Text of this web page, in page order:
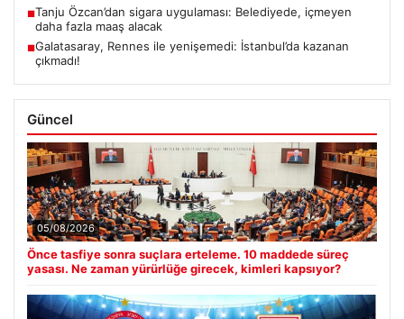
■Tanju Özcan’dan sigara uygulaması: Belediyede, içmeyen
daha fazla maaş alacak
■Galatasaray, Rennes ile yenişemedi: İstanbul’da kazanan
çıkmadı!
Güncel
05/08/2026
Önce tasfiye sonra suçlara erteleme. 10 maddede süreç
yasası. Ne zaman yürürlüğe girecek, kimleri kapsıyor?